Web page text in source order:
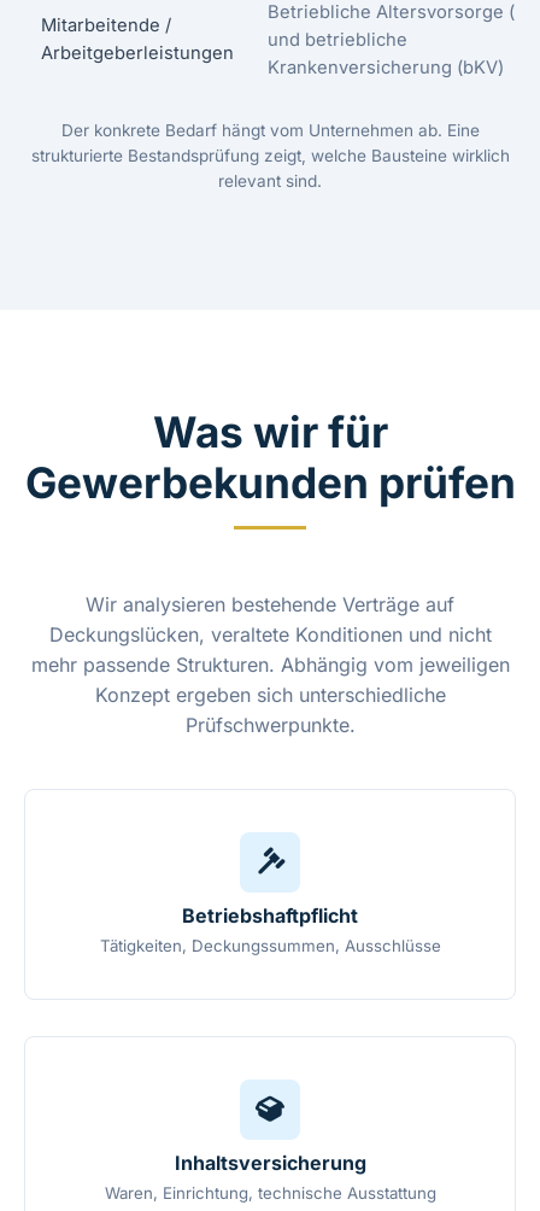
Mitarbeitende /
Arbeitgeberleistungen
Betriebliche Altersvorsorge
und betriebliche
Krankenversicherung (bKV)
Der konkrete Bedarf hängt vom Unternehmen ab. Eine
strukturierte Bestandsprüfung zeigt, welche Bausteine wirklich
relevant sind.
Was wir für
Gewerbekunden prüfen
Wir analysieren bestehende Verträge auf
Deckungslücken, veraltete Konditionen und nicht
mehr passende Strukturen. Abhängig vom jeweiligen
Konzept ergeben sich unterschiedliche
Prüfschwerpunkte.
Betriebshaftpflicht
Tätigkeiten, Deckungssummen, Ausschlüsse
Inhaltsversicherung
Waren, Einrichtung, technische Ausstattung